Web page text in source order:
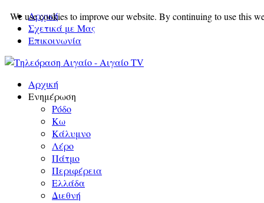
Αρχική
Σχετικά με Μας
Επικοινωνία
Αρχική
Ενημέρωση
Ρόδο
Κω
Κάλυμνο
Λέρο
Πάτμο
Περιφέρεια
Ελλάδα
Διεθνή
We use cookies to improve our website. By continuing to use this